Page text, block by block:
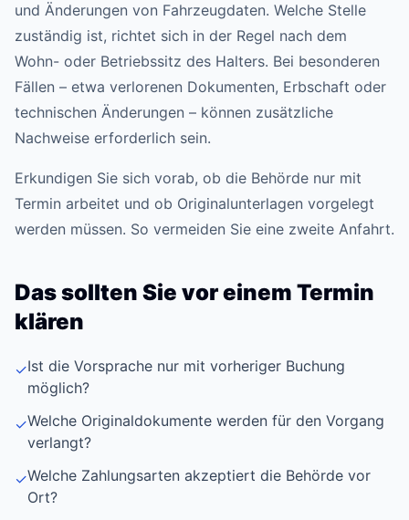
und Änderungen von Fahrzeugdaten. Welche Stelle
zuständig ist, richtet sich in der Regel nach dem
Wohn- oder Betriebssitz des Halters. Bei besonderen
Fällen – etwa verlorenen Dokumenten, Erbschaft oder
technischen Änderungen – können zusätzliche
Nachweise erforderlich sein.
Erkundigen Sie sich vorab, ob die Behörde nur mit
Termin arbeitet und ob Originalunterlagen vorgelegt
werden müssen. So vermeiden Sie eine zweite Anfahrt.
Das sollten Sie vor einem Termin
klären
✓Ist die Vorsprache nur mit vorheriger Buchung
möglich?
✓Welche Originaldokumente werden für den Vorgang
verlangt?
✓Welche Zahlungsarten akzeptiert die Behörde vor
Ort?